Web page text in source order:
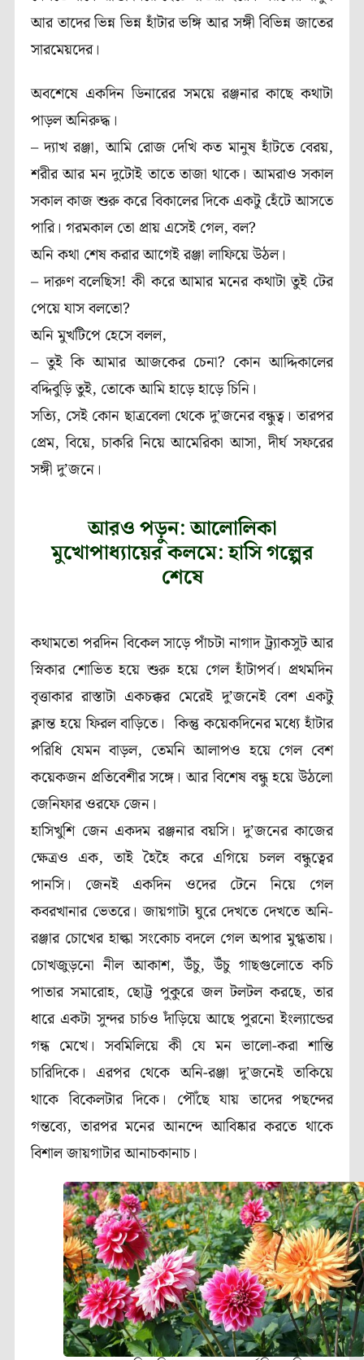
আর তাদের ভিন্ন ভিন্ন হাঁটার ভঙ্গি আর সঙ্গী বিভিন্ন জাতের
সারমেয়দের।
অবশেষে একদিন ডিনারের সময়ে রঞ্জনার কাছে কথাটা
পাড়ল অনিরুদ্ধ।
– দ্যাখ রঞ্জা, আমি রোজ দেখি কত মানুষ হাঁটতে বেরয়,
শরীর আর মন দুটোই তাতে তাজা থাকে। আমরাও সকাল
সকাল কাজ শুরু করে বিকালের দিকে একটু হেঁটে আসতে
পারি। গরমকাল তো প্রায় এসেই গেল, বল?
অনি কথা শেষ করার আগেই রঞ্জা লাফিয়ে উঠল।
– দারুণ বলেছিস! কী করে আমার মনের কথাটা তুই টের
পেয়ে যাস বলতো?
অনি মুখটিপে হেসে বলল,
– তুই কি আমার আজকের চেনা? কোন আদ্দিকালের
বদ্দিবুড়ি তুই, তোকে আমি হাড়ে হাড়ে চিনি।
সত্যি, সেই কোন ছাত্রবেলা থেকে দু’জনের বন্ধুত্ব। তারপর
প্রেম, বিয়ে, চাকরি নিয়ে আমেরিকা আসা, দীর্ঘ সফরের
সঙ্গী দু’জনে।
আরও পড়ুন: আলোলিকা
মুখোপাধ্যায়ের কলমে: হাসি গল্পের
শেষে
কথামতো পরদিন বিকেল সাড়ে পাঁচটা নাগাদ ট্র্যাকসুট আর
স্নিকার শোভিত হয়ে শুরু হয়ে গেল হাঁটাপর্ব। প্রথমদিন
বৃত্তাকার রাস্তাটা একচক্কর মেরেই দু’জনেই বেশ একটু
ক্লান্ত হয়ে ফিরল বাড়িতে। কিন্তু কয়েকদিনের মধ্যে হাঁটার
পরিধি যেমন বাড়ল, তেমনি আলাপও হয়ে গেল বেশ
কয়েকজন প্রতিবেশীর সঙ্গে। আর বিশেষ বন্ধু হয়ে উঠলো
জেনিফার ওরফে জেন।
হাসিখুশি জেন একদম রঞ্জনার বয়সি। দু’জনের কাজের
ক্ষেত্রও এক, তাই হৈহৈ করে এগিয়ে চলল বন্ধুত্বের
পানসি। জেনই একদিন ওদের টেনে নিয়ে গেল
কবরখানার ভেতরে। জায়গাটা ঘুরে দেখতে দেখতে অনি-
রঞ্জার চোখের হাল্কা সংকোচ বদলে গেল অপার মুগ্ধতায়।
চোখজুড়নো নীল আকাশ, উঁচু, উঁচু গাছগুলোতে কচি
পাতার সমারোহ, ছোট্ট পুকুরে জল টলটল করছে, তার
ধারে একটা সুন্দর চার্চও দাঁড়িয়ে আছে পুরনো ইংল্যান্ডের
গন্ধ মেখে। সবমিলিয়ে কী যে মন ভালো-করা শান্তি
চারিদিকে। এরপর থেকে অনি-রঞ্জা দু’জনেই তাকিয়ে
থাকে বিকেলটার দিকে। পৌঁছে যায় তাদের পছন্দের
গন্তব্যে, তারপর মনের আনন্দে আবিষ্কার করতে থাকে
বিশাল জায়গাটার আনাচকানাচ।